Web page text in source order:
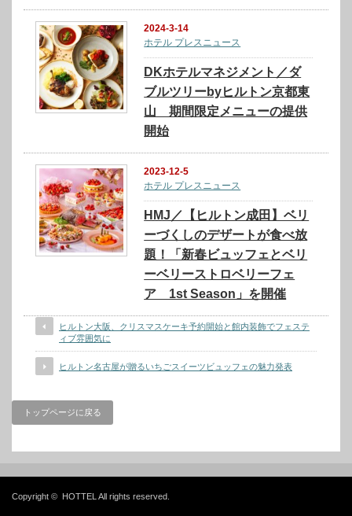
2024-3-14
ホテル プレスニュース
DKホテルマネジメント／ダ
ブルツリーbyヒルトン京都東
山 期間限定メニューの提供
開始
2023-12-5
ホテル プレスニュース
HMJ／【ヒルトン成田】ベリ
ーづくしのデザートが食べ放
題！「新春ビュッフェとベリ
ーベリーストロベリーフェ
ア 1st Season」を開催
ヒルトン大阪、クリスマスケーキ予約開始と館内装飾でフェステ
ィブ雰囲気に
ヒルトン名古屋が贈るいちごスイーツビュッフェの魅力発表
トップページに戻る
Copyright © HOTTEL All rights reserved.